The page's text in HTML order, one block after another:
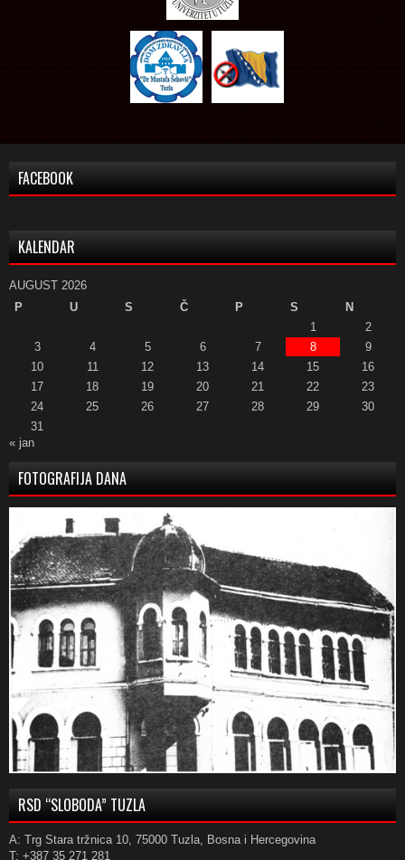
FACEBOOK
KALENDAR
AUGUST 2026
P
U S Č P S
N
1
2
3
4 5 6 7 8
9
10
11 12 13 14 15
16
17
18 19 20 21 22
23
24
25 26 27 28 29
30
31
« jan
FOTOGRAFIJA DANA
RSD “SLOBODA” TUZLA
A: Trg Stara tržnica 10, 75000 Tuzla, Bosna i Hercegovina
T: +387 35 271 281